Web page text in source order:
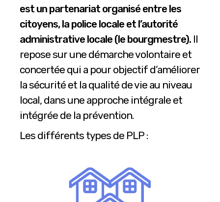
est un partenariat organisé entre les
citoyens, la police locale et l’autorité
administrative locale (le bourgmestre). Il
repose sur une démarche volontaire et
concertée qui a pour objectif d’améliorer
la sécurité et la qualité de vie au niveau
local, dans une approche intégrale et
intégrée de la prévention.
Les différents types de PLP :